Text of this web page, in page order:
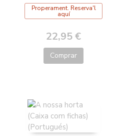
Properament. Reserva'l
aquí
22,95 €
Comprar